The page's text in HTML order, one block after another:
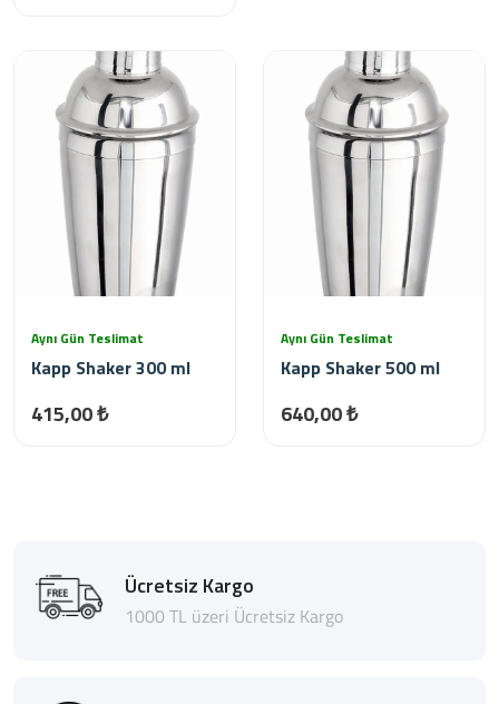
Aynı Gün Teslimat
Kapp Shaker 300 ml
415,00 ₺
Aynı Gün Teslimat
Kapp Shaker 500 ml
640,00 ₺
Ücretsiz Kargo
1000 TL üzeri Ücretsiz Kargo